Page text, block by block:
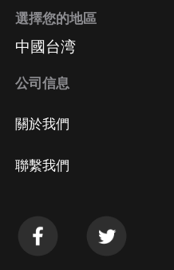
選擇您的地區
中國台湾
公司信息
關於我們
聯繫我們